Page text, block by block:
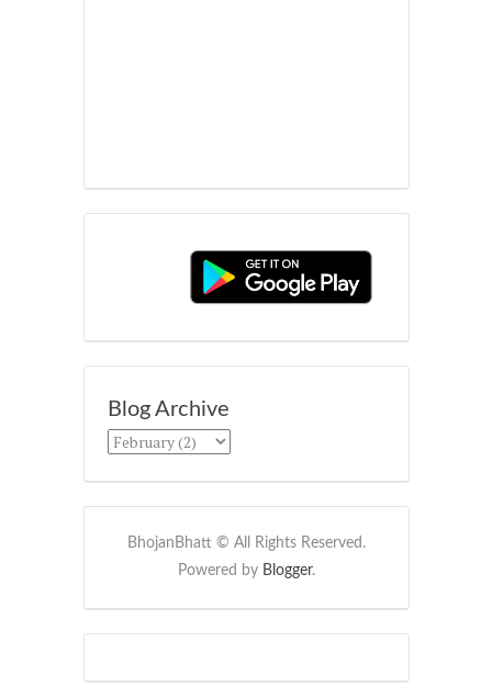
Blog Archive
BhojanBhatt © All Rights Reserved.
Powered by Blogger.